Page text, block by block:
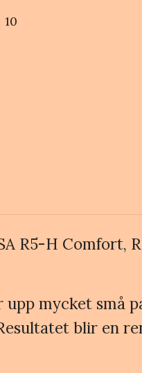
10
R5-H Comfort,
upp mycket små
blir en